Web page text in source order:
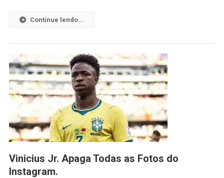
Continue lendo...
Vinicius Jr. Apaga Todas as Fotos do
Instagram.